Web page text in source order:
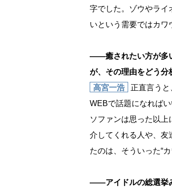
字でした。ゾウやライ
いという需要ではカワ
――癒されたい方が多
が、その理由をどう分
高宮一浩
正直言う
WEBで話題になれば
ソファンは思った以
介してくれる人や、友
たのは、そういった“
――アイドルの総選挙